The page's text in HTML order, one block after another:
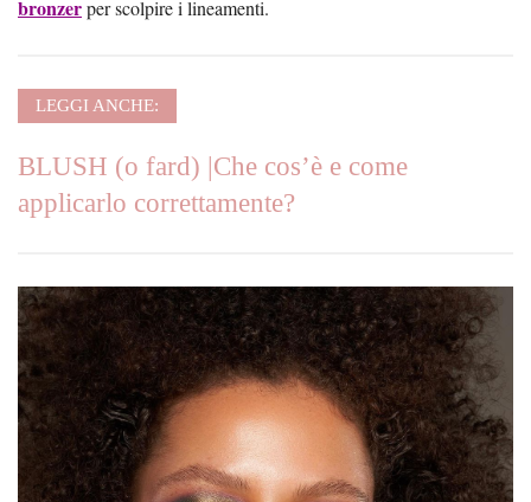
bronzerper scolpire i lineamenti.
LEGGI ANCHE:
BLUSH (o fard) |Che cos’è e come
applicarlo correttamente?